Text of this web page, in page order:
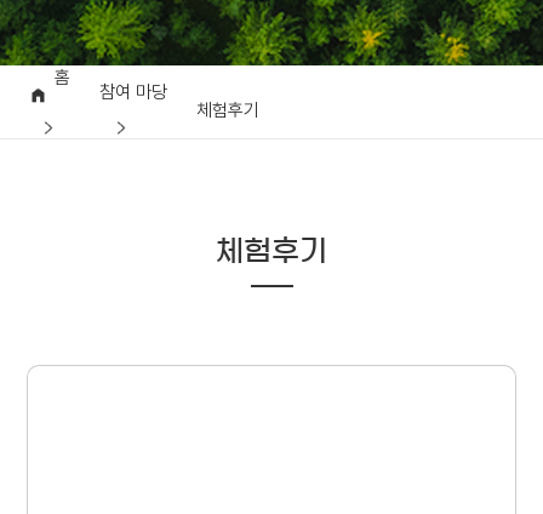
홈
참여 마당
체험후기
체험후기